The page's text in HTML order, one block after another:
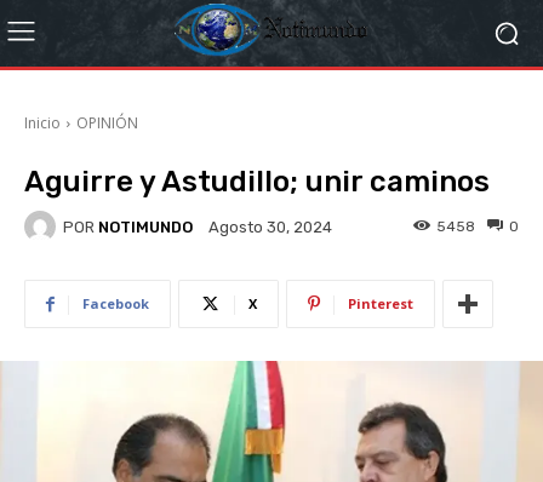
Inicio OPINIÓN
Aguirre y Astudillo; unir caminos
POR NOTIMUNDO Agosto 30, 2024 0
5458
Facebook X Pinterest